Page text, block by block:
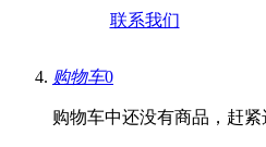
联系我们
购物车0
购物车中还没有商品，赶紧